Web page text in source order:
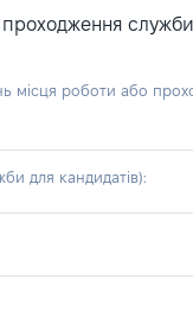
служби
місця роботи або
для кандидатів):